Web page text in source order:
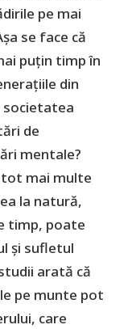
pe mai
se face că
puțin timp în
din
societatea
de
mentale?
tot mai multe
la natură,
timp, poate
și sufletul
arată că
pe munte pot
care